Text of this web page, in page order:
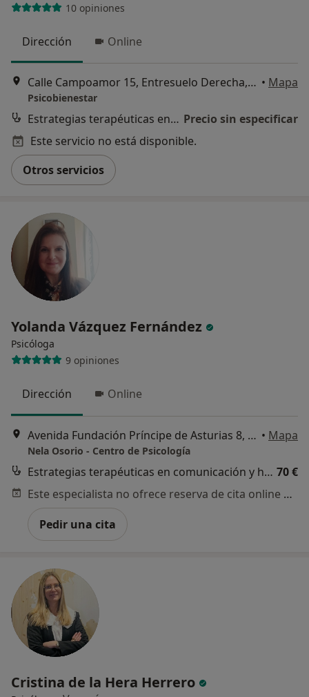
10 opiniones
Dirección Online
Calle Campoamor 15, Entresuelo Derecha, Oviedo • Mapa
Psicobienestar
Estrategias terapéuticas en comunicación y habilidades sociales Precio sin especificar
Este servicio no está disponible.
Otros servicios
Yolanda Vázquez Fernández
Psicóloga
9 opiniones
Dirección Online
Avenida Fundación Príncipe de Asturias 8, Oviedo • Mapa
Nela Osorio - Centro de Psicología
Estrategias terapéuticas en comunicación y habilidades sociales 70 €
Este especialista no ofrece reserva de cita online en esta dirección.
Pedir una cita
Cristina de la Hera Herrero